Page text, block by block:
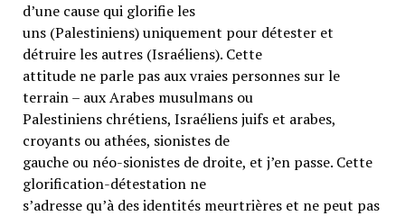
d’une cause qui glorifie les
uns (Palestiniens) uniquement pour détester et
détruire les autres (Israéliens). Cette
attitude ne parle pas aux vraies personnes sur le
terrain – aux Arabes musulmans ou
Palestiniens chrétiens, Israéliens juifs et arabes,
croyants ou athées, sionistes de
gauche ou néo-sionistes de droite, et j’en passe. Cette
glorification-détestation ne
s’adresse qu’à des identités meurtrières et ne peut pas